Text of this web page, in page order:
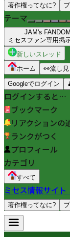
著作権ってなに?
テーマ
JAM's FANDOM
ミセスファン専用掲
新しいスレッド
ホーム
👀流し見
Googleでログイン
ログインすると…
ブックマーク
リアクションの
ランクがつく
プロフィール
カテゴリ
すべて
ミセス情報サイ
著作権ってなに?